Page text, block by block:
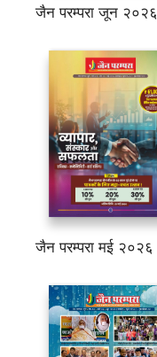
जैन परम्परा जून २०२६
जैन परम्परा मई २०२६